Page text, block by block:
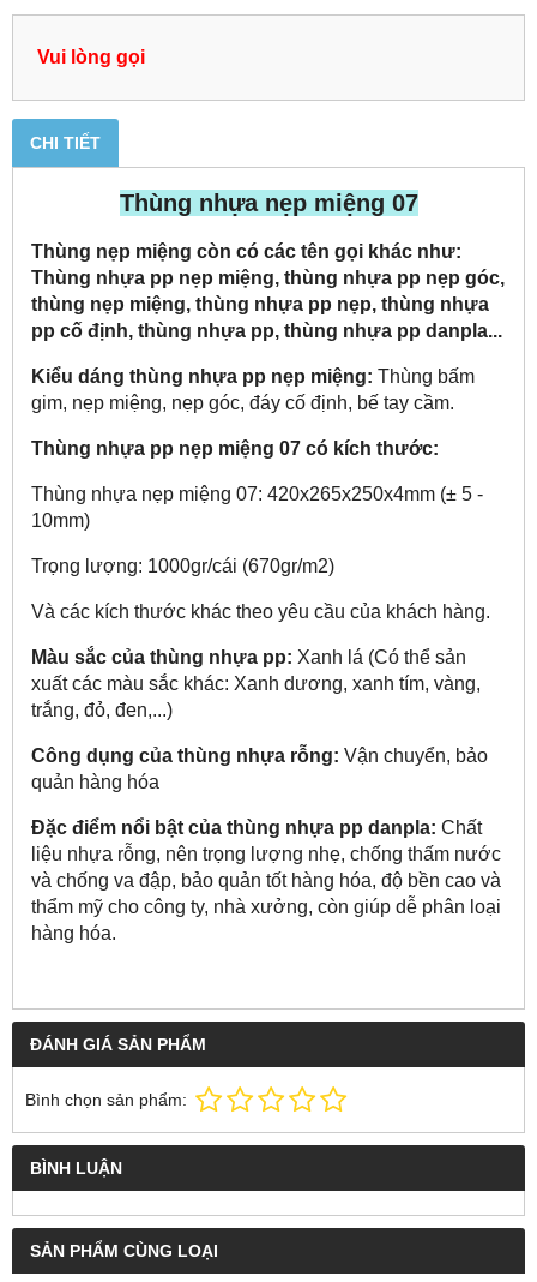
Vui lòng gọi
CHI TIẾT
Thùng nhựa nẹp miệng 07
Thùng nẹp miệng còn có các tên gọi khác như:
Thùng nhựa pp nẹp miệng, thùng nhựa pp nẹp góc,
thùng nẹp miệng, thùng nhựa pp nẹp, thùng nhựa
pp cố định, thùng nhựa pp, thùng nhựa pp danpla...
Kiểu dáng thùng nhựa pp nẹp miệng: Thùng bấm
gim, nẹp miệng, nẹp góc, đáy cố định, bế tay cầm.
Thùng nhựa pp nẹp miệng 07 có kích thước:
Thùng nhựa nẹp miệng 07: 420x265x250x4mm (± 5 -
10mm)
Trọng lượng: 1000gr/cái (670gr/m2)
Và các kích thước khác theo yêu cầu của khách hàng.
Màu sắc của thùng nhựa pp: Xanh lá (Có thể sản
xuất các màu sắc khác: Xanh dương, xanh tím, vàng,
trắng, đỏ, đen,...)
Công dụng của thùng nhựa rỗng: Vận chuyển, bảo
quản hàng hóa
Đặc điểm nổi bật của thùng nhựa pp danpla: Chất
liệu nhựa rỗng, nên trọng lượng nhẹ, chống thấm nước
và chống va đập, bảo quản tốt hàng hóa, độ bền cao và
thẩm mỹ cho công ty, nhà xưởng, còn giúp dễ phân loại
hàng hóa.
ĐÁNH GIÁ SẢN PHẨM
Bình chọn sản phẩm:
BÌNH LUẬN
SẢN PHẨM CÙNG LOẠI